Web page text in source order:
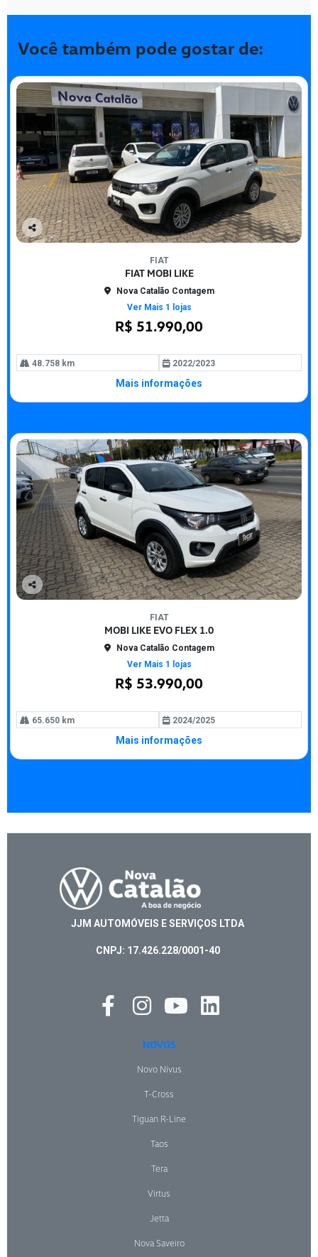
Você também pode gostar de:
Co
FIAT
FIAT MOBI LIKE
Nova Catalão Contagem
Ver Mais 1 lojas
R$ 51.990,00
48.758 km 2022/2023
Mais informações
Co
FIAT
MOBI LIKE EVO FLEX 1.0
Nova Catalão Contagem
Ver Mais 1 lojas
R$ 53.990,00
65.650 km 2024/2025
Mais informações
JJM AUTOMÓVEIS E SERVIÇOS LTDA
CNPJ: 17.426.228/0001-40
NOVOS
Novo Nivus
T-Cross
Tiguan R-Line
Taos
Tera
Virtus
Jetta
Nova Saveiro